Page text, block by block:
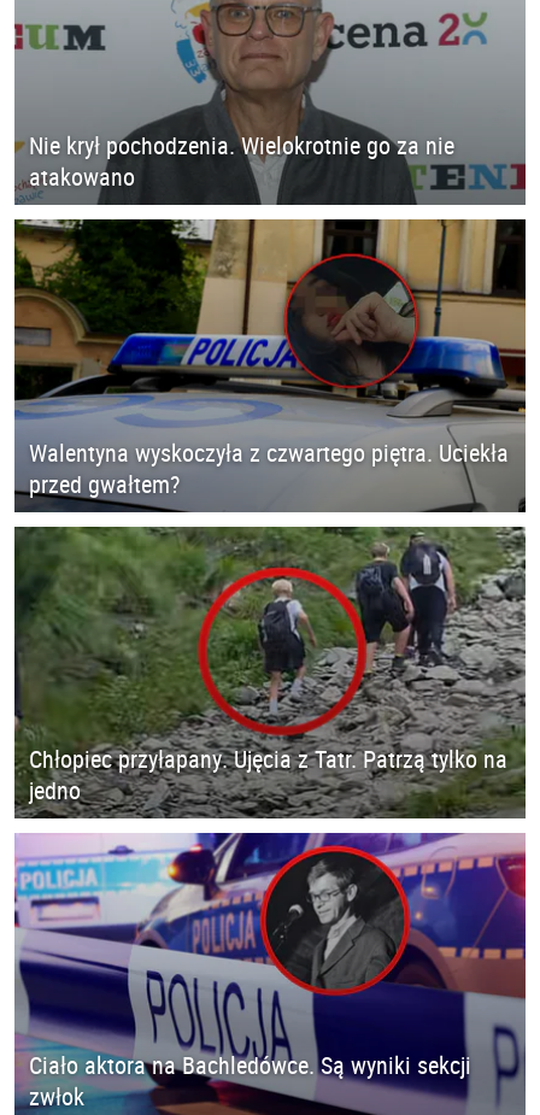
Nie krył pochodzenia. Wielokrotnie go za nie
atakowano
Walentyna wyskoczyła z czwartego piętra. Uciekła
przed gwałtem?
Chłopiec przyłapany. Ujęcia z Tatr. Patrzą tylko na
jedno
Ciało aktora na Bachledówce. Są wyniki sekcji
zwłok